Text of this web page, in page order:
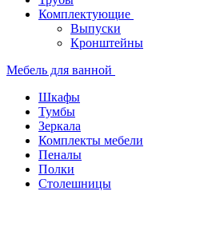
Комплектующие
Выпуски
Кронштейны
Мебель для ванной
Шкафы
Тумбы
Зеркала
Комплекты мебели
Пеналы
Полки
Столешницы